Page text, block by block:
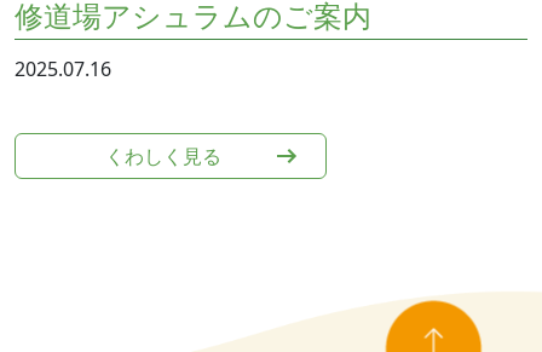
修道場アシュラムのご案内
2025.07.16
くわしく⾒る